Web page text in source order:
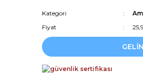
Kategori
Fiyat